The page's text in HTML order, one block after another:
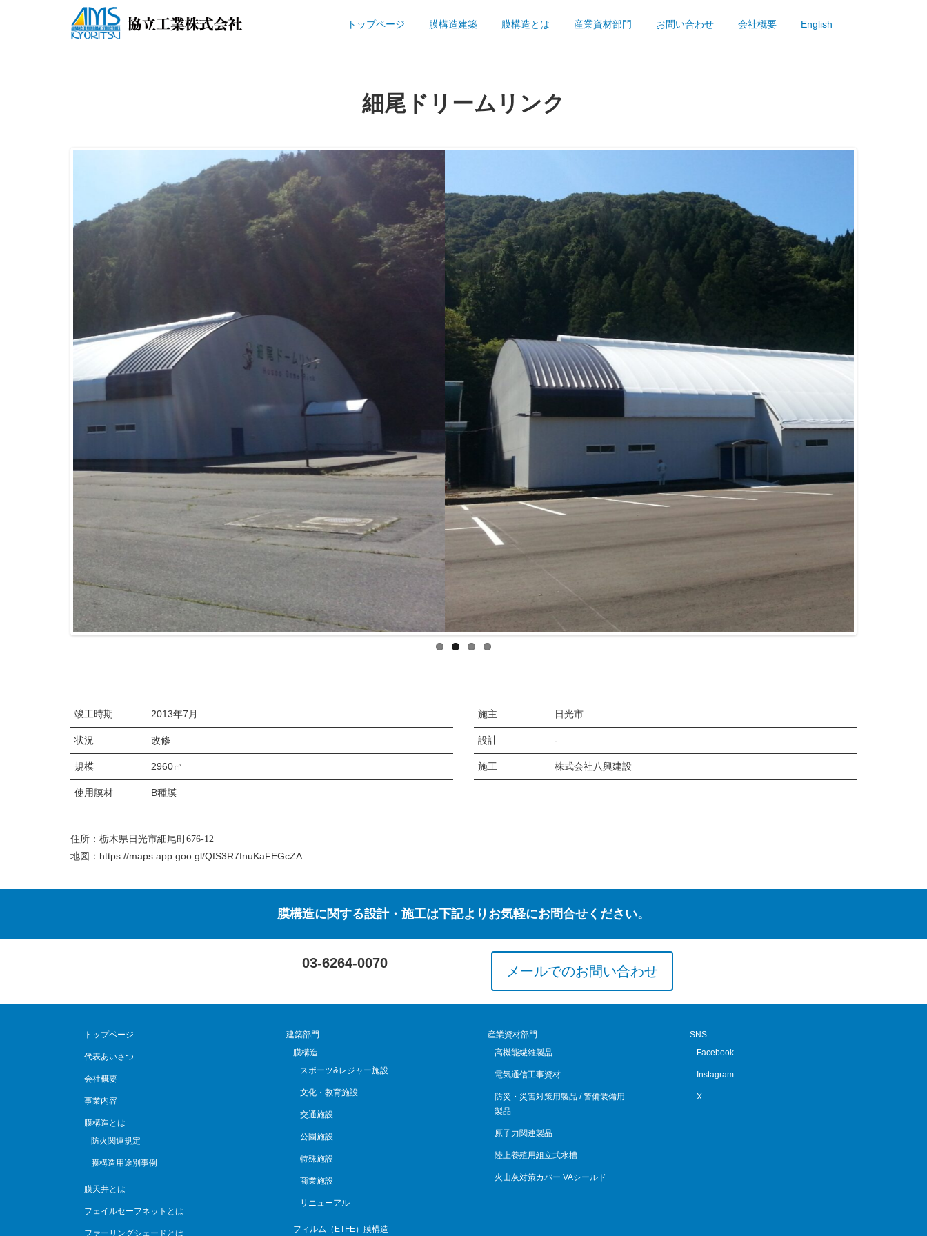
トップページ 膜構造建築 膜構造とは 産業資材部門 お問い合わせ 会社概要 English
細尾ドリームリンク
竣工時期 2013年7月
状況 改修
規模 2960㎡
使用膜材 B種膜
施主 日光市
設計 ‐
施工 株式会社八興建設
住所：栃木県日光市細尾町676-12
地図： https://maps.app.goo.gl/QfS3R7fnuKaFEGcZA
膜構造に関する設計・施工は下記よりお気軽にお問合せください。
03-6264-0070
メールでのお問い合わせ
トップページ
代表あいさつ
会社概要
事業内容
膜構造とは
防火関連規定
膜構造用途別事例
膜天井とは
フェイルセーフネットとは
ファーリングシェードとは
建築部門
膜構造
スポーツ&レジャー施設
文化・教育施設
交通施設
公園施設
特殊施設
商業施設
リニューアル
フィルム（ETFE）膜構造
産業資材部門
高機能繊維製品
電気通信工事資材
防災・災害対策用製品 / 警備装備用
製品
原子力関連製品
陸上養殖用組立式水槽
火山灰対策カバー VAシールド
SNS
Facebook
Instagram
X